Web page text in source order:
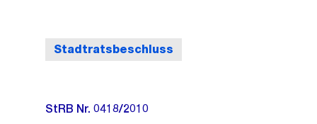
Stadtratsbeschluss
StRB Nr. 0418/2010